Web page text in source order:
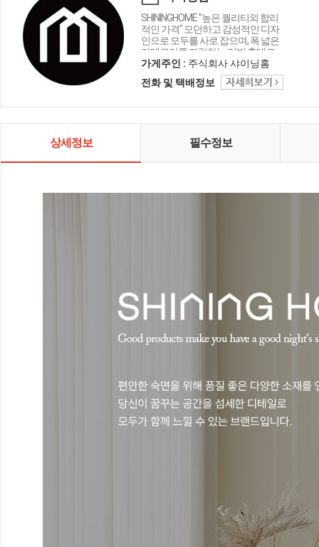
SHININGHOME "높은 퀄리티외 합리
적인 가격" 모던하고 감성적인 디자
인으로 모두를 사로 잡으며, 폭 넓은
카테고리를 자랑하는 리빙 홈데코
인테리어 샤이닝홈입니다.
가게주인 : 주식회사 샤이닝홈
전화 및 택배정보
상세정보 필수정보